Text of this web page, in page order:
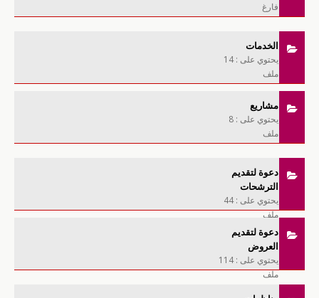
فارغ
الخدمات
يحتوي على : 14
ملف
مشاريع
يحتوي على : 8
ملف
دعوة لتقديم
الترشحات
يحتوي على : 44
ملف
دعوة لتقديم
العروض
يحتوي على : 114
ملف